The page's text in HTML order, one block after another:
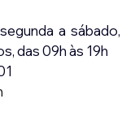
a sábado,
das 09h às 19h